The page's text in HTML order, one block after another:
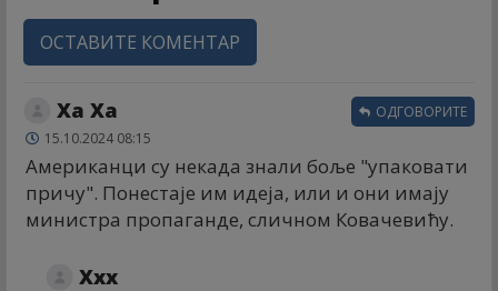
ОСТАВИТЕ КОМЕНТАР
Ха Ха
15.10.2024 08:15
Американци су некада знали боље "упаковати
причу". Понестаје им идеја, или и они имају
министра пропаганде, сличном Ковачевићу.
ОДГОВОРИТЕ
Xxx